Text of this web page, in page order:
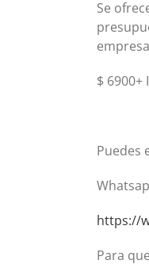
Se
$ 6900+
Puedes
https://
Para